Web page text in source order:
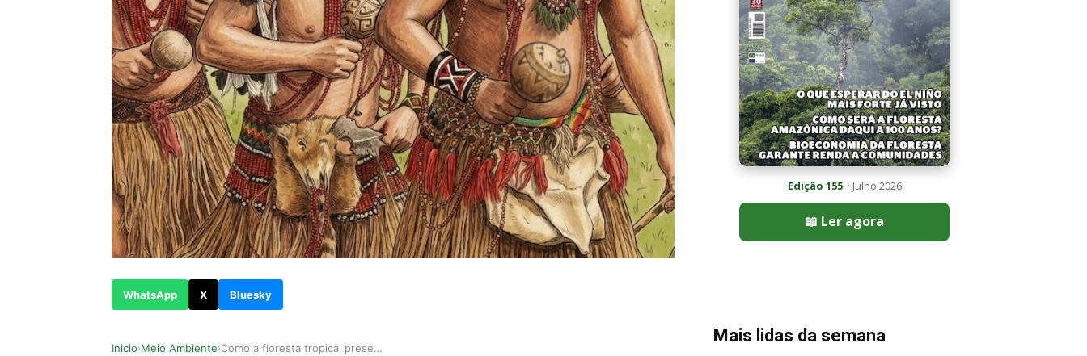
WhatsApp X Bluesky
Inicio›Meio Ambiente› Como a floresta tropical preserva a história da…
Edição 155· Julho 2026
📖 Ler agora
Mais lidas da semana